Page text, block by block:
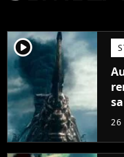
player2